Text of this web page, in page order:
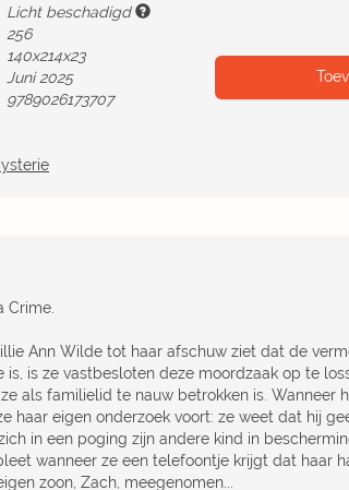
Licht beschadigd
256
140x214x23
Juni 2025
9789026173707
Crime.
Ann Wilde tot haar afschuw ziet dat de
is, is ze vastbesloten deze moordzaak op te
als familielid te nauw betrokken is. Wanneer
haar eigen onderzoek voort: ze weet dat hij
in een poging zijn andere kind in
wanneer ze een telefoontje krijgt dat haar
zoon, Zach, meegenomen...